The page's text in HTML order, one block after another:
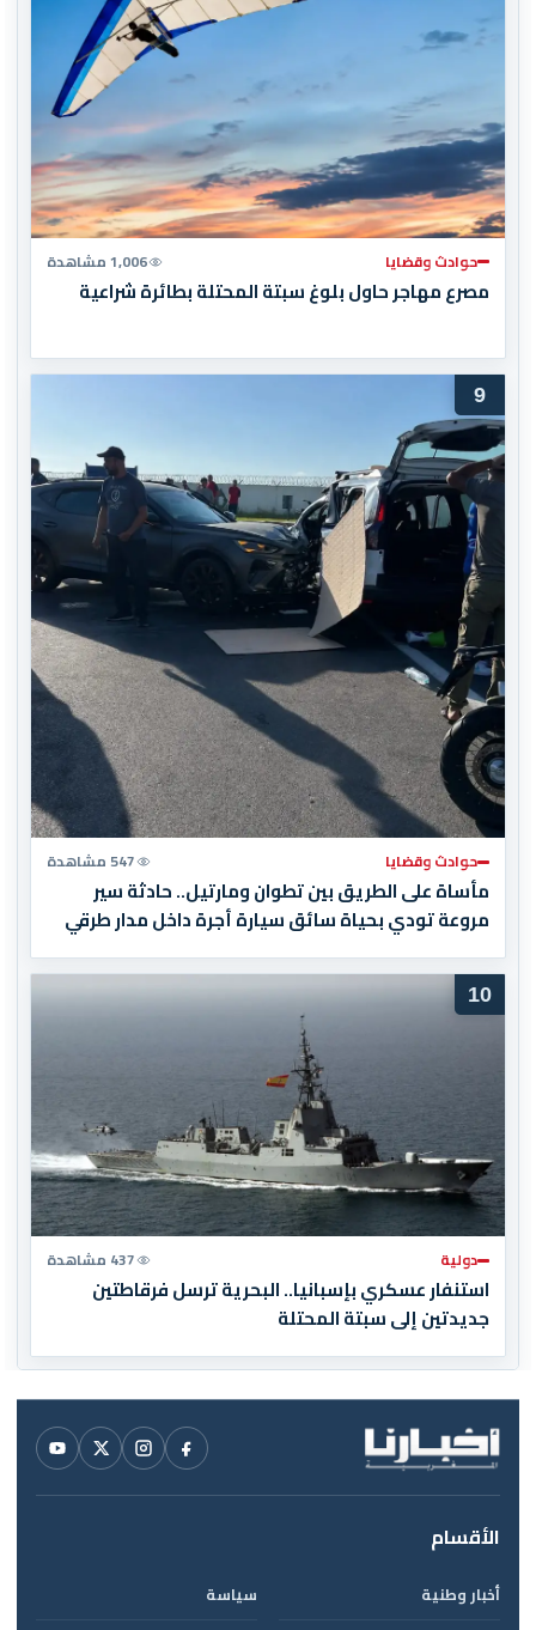
حوادث وقضايا 1,006 مشاهدة
مصرع مهاجر حاول بلوغ سبتة المحتلة بطائرة شراعية
9
حوادث وقضايا 547 مشاهدة
مأساة على الطريق بين تطوان ومارتيل.. حادثة سير
مروعة تودي بحياة سائق سيارة أجرة داخل مدار طرقي
10
دولية 437 مشاهدة
استنفار عسكري بإسبانيا.. البحرية ترسل فرقاطتين
جديدتين إلى سبتة المحتلة
الأقسام
أخبار وطنية
سياسة